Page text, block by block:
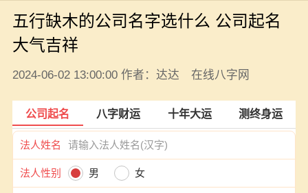
五行缺木的公司名字选什么 公司起名
大气吉祥
2024-06-02 13:00:00 作者：达达 在线八字网
公司起名 八字财运 十年大运 测终身运
法人姓名
法人性别 男 女